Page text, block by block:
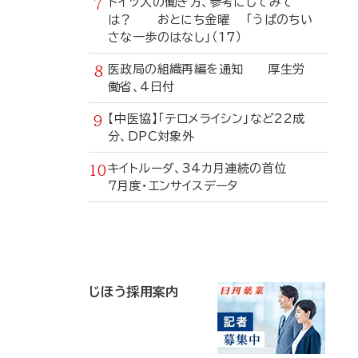
は？ おとにち金曜 「うぱのちい
さな一歩のはなし」（17）
医政局の組織再編を通知 厚生労
働省、4日付
【中医協】「テロメライシン」など22成
分、DPC対象外
キイトルーダ、34カ月連続の首位
7月度・エンサイスデータ
じほう採用案内